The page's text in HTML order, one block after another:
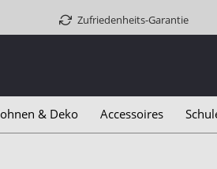
Zufriedenheits-Garantie
& Deko Accessoires